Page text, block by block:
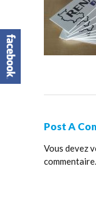
Post A
Vous devez
commentaire.